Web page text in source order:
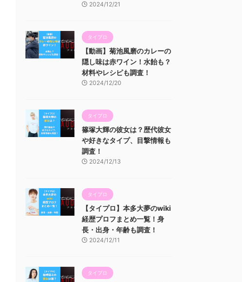
2024/12/21
タイプロ
【動画】菊池風磨のカレーの
隠し味は赤ワイン！水飴も？
材料やレシピも調査！
2024/12/20
タイプロ
篠塚大輝の彼女は？歴代彼女
や好きなタイプ、目撃情報も
調査！
2024/12/13
タイプロ
【タイプロ】本多大夢のwiki
経歴プロフまとめ一覧！身
長・出身・年齢も調査！
2024/12/11
タイプロ